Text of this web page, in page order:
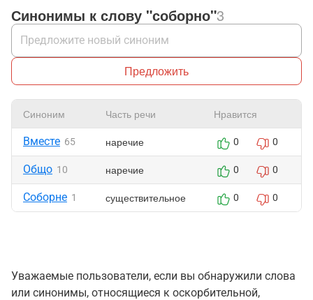
Синонимы к слову "соборно"3
Предложить
Синоним Часть речи Нравится
Вместе 65 наречие 0 0
Общо 10 наречие 0 0
Соборне 1 существительное 0 0
Уважаемые пользователи, если вы обнаружили слова
или синонимы, относящиеся к оскорбительной,